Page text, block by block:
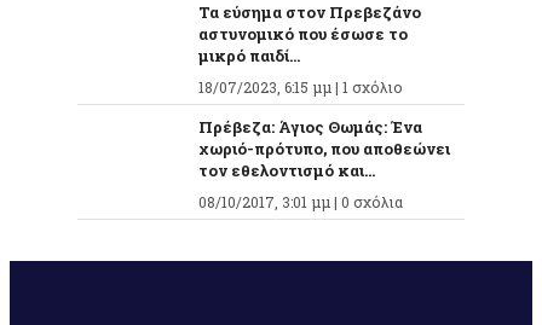
Τα εύσημα στον Πρεβεζάνο
αστυνομικό που έσωσε το
μικρό παιδί...
18/07/2023, 6:15 μμ | 1 σχόλιο
Πρέβεζα: Άγιος Θωμάς: Ένα
χωριό-πρότυπο, που αποθεώνει
τον εθελοντισμό και...
08/10/2017, 3:01 μμ | 0 σχόλια